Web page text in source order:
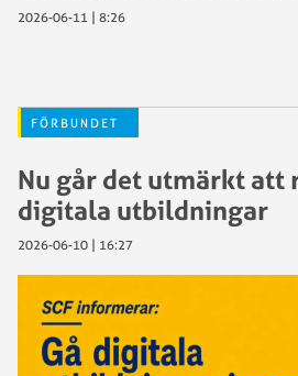
2026-06-11 | 8:26
FÖRBUNDET
Nu går det utmärkt att
digitala utbildningar
2026-06-10 | 16:27